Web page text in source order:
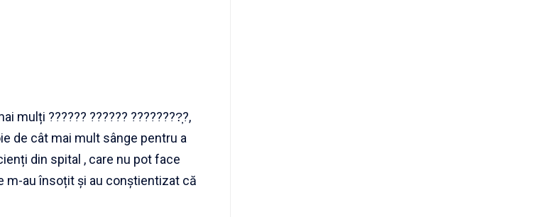
mulți ?????? ?????? ????????̦?,
de cât mai mult sânge pentru a
din spital , care nu pot face
m-au însoțit și au conștientizat că